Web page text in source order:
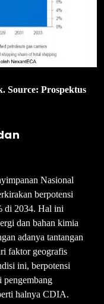
Source: Prospektus
Nasional
berpotensi
di 2034. Hal ini
dan bahan kimia
adanya tantangan
faktor geografis
ini, berpotensi
pengembang
halnya CDIA.